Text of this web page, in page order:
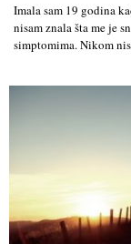
Imala sam 19 godina
nisam znala šta me je
simptomima. Nikom